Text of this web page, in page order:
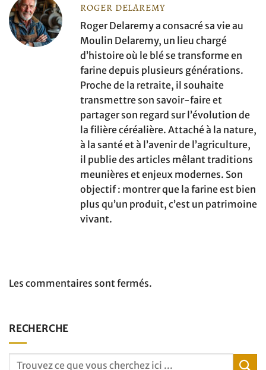
ROGER DELAREMY
Roger Delaremy a consacré sa vie au
Moulin Delaremy, un lieu chargé
d’histoire où le blé se transforme en
farine depuis plusieurs générations.
Proche de la retraite, il souhaite
transmettre son savoir-faire et
partager son regard sur l’évolution de
la filière céréalière. Attaché à la nature,
à la santé et à l’avenir de l’agriculture,
il publie des articles mêlant traditions
meunières et enjeux modernes. Son
objectif : montrer que la farine est bien
plus qu’un produit, c’est un patrimoine
vivant.
Les commentaires sont fermés.
RECHERCHE